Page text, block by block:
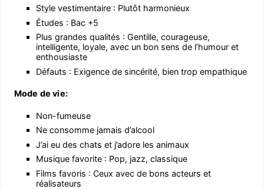
Style vestimentaire : Plutôt harmonieux
Études : Bac +5
Plus grandes qualités : Gentille, courageuse,
intelligente, loyale, avec un bon sens de l’humour et
enthousiaste
Défauts : Exigence de sincérité, bien trop empathique
Mode de vie:
Non-fumeuse
Ne consomme jamais d’alcool
J’ai eu des chats et j’adore les animaux
Musique favorite : Pop, jazz, classique
Films favoris : Ceux avec de bons acteurs et
réalisateurs